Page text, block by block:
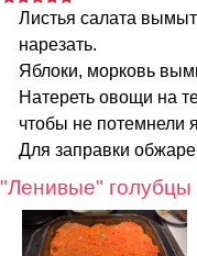
Листья салата
нарезать.
Яблоки, морковь
Натереть овощи на
чтобы не потемнели
Для заправки
"Ленивые" голубцы